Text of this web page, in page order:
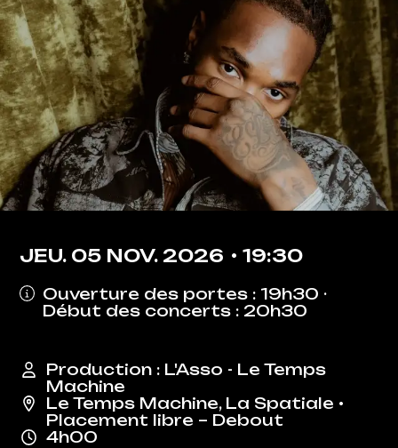
JEU. 05 NOV. 2026 19:30
Ouverture des portes : 19h30 ·
Début des concerts : 20h30
Production : L'Asso - Le Temps
Machine
Le Temps Machine, La Spatiale •
Placement libre – Debout
4h00